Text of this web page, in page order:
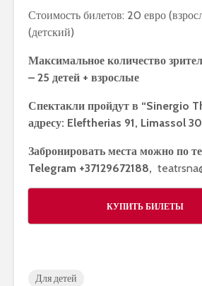
Стоимость билетов: 20 евро
(детский)
Максимальное количество
– 25 детей + взрослые
Спектакли пройдут в “Sinergio
адресу: Eleftherias 91, Limassol
​Забронировать места можно по
Telegram +37129672188,
КУПИТЬ БИЛЕТЫ
Для детей